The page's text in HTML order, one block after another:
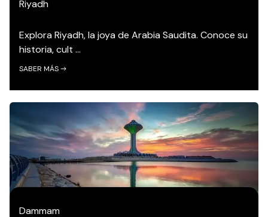
Riyadh
Explora Riyadh, la joya de Arabia Saudita. Conoce su
historia, cult ...
SABER MÁS
Dammam